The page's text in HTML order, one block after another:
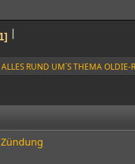
|
1
ALLES RUND UM´S THEMA OLDIE-